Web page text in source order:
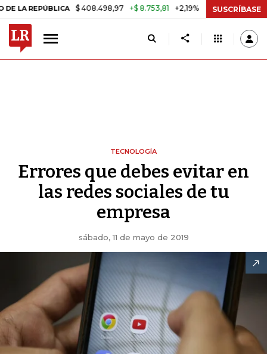
$ 408.498,97 +$ 8.753,81 +2,19% TASA DE USURA
SUSCRÍBASE
TECNOLOGÍA
Errores que debes evitar en
las redes sociales de tu
empresa
sábado, 11 de mayo de 2019